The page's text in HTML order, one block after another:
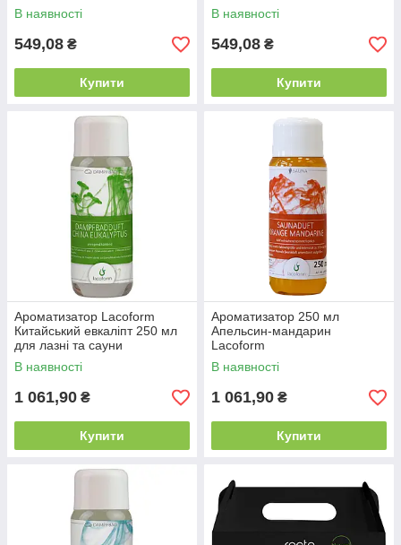
В наявності
549,08 ₴
Купити
В наявності
549,08 ₴
Купити
Ароматизатор Lacoform
Китайський евкаліпт 250 мл
для лазні та сауни
В наявності
1 061,90 ₴
Купити
Ароматизатор 250 мл
Апельсин-мандарин
Lacoform
В наявності
1 061,90 ₴
Купити